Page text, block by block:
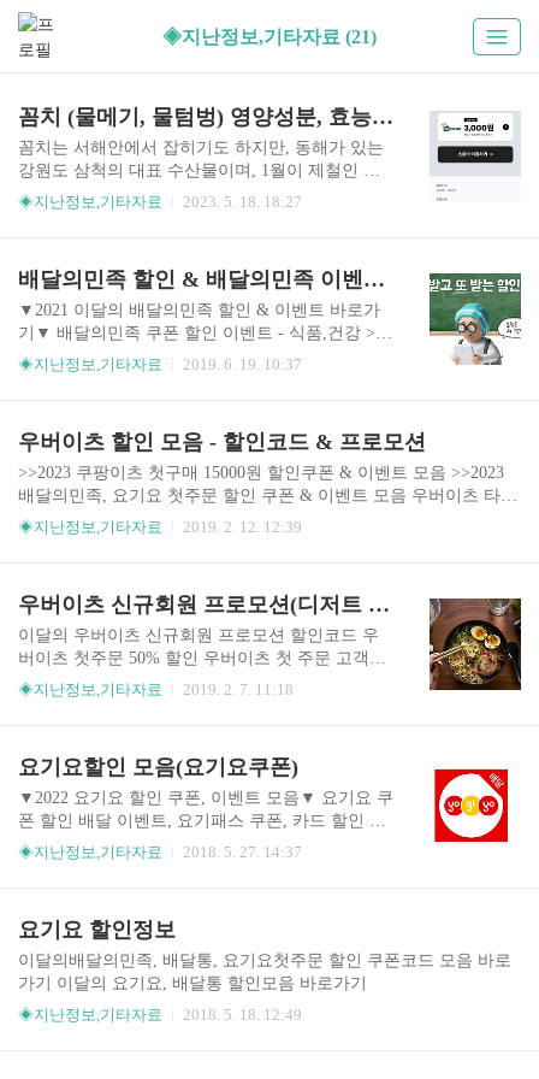
◈지난정보,기타자료 (21)
꼼치 (물메기, 물텀벙) 영양성분, 효능, 맛 / 곰치국 재료
꼼치는 서해안에서 잡히기도 하지만, 동해가 있는
강원도 삼척의 대표 수산물이며, 1월이 제철인 생
선입니다. 동해안 지역에서는 주문진부터 동해, 삼
살이 연하며, 저칼로리에 지방이 적고 단백질 함량
이 매우 높아 조선시대부터 해장용 음식으로 먹었
던 것으로 추측된다고 합니다. 단백질 외에도 각종
비타민, 필수 아미노산 등 풍부한 영양성분을 함유
하고 있고, 겨울철 감기예방과 시력보호, 당뇨병 예
강원도 동해에 가면 해장국으로 많이 판매하는 곰
치국 맛을 볼 수 있습니다. ..
◈지난정보,기타자료 2023. 5. 18. 18:27
배달의민족 할인 & 배달의민족 이벤트(배민이벤트)
▼2021 이달의 배달의민족 할인 & 이벤트 바로가
기▼ 배달의민족 쿠폰 할인 이벤트 - 식품,건강 >
모이라이벤트 모이라이벤트 페이스북을 팔로우 하
◈지난정보,기타자료 2019. 6. 19. 10:37
우버이츠 할인 모음 - 할인코드 & 프로모션
>>2023 쿠팡이츠 첫구매 15000원 할인쿠폰 & 이벤트 모음 >>2023
배달의민족, 요기요 첫주문 할인 쿠폰 & 이벤트 모음 우버이츠 타임
특가 디저트 스페셜 매일 오후 2-5시/ 밤 8-11시 하루 두 번 특별한
금액, 배달비 없이 집, 사무실, 야외, 어디서든 편리하게 디저트 타임
을 가질 수 있습니다. 신규회원 할인코드 [SWEET90] 우버이츠 앱에
서 더욱 다양한 90% 할인 레스토랑을 확인할 수 있어요 1.공차(공차
한 잔이 단돈 500원) 2.태극당(서울에서 가장 오래된 빵집) 3.컨버세
이션(..
◈지난정보,기타자료 2019. 2. 12. 12:39
우버이츠 신규회원 프로모션(디저트 90%, 인천 연수구 특가, 치맥 50%)
이달의 우버이츠 신규회원 프로모션 할인코드 우
버이츠 첫주문 50% 할인 우버이츠 첫 주문 고객만
받을 수 있는 혜택입니다. 신규회원 할인코드를 입
드[SONGDO50] 우버이츠 앱에서 더 다양한 50%
할인 레스토랑 확인 가능 1.훅트포케(하와이안 포
케)2.스와가트(치킨마크니도 배달, 샨티샨티 정통
인도카레)3.분짜라붐(베트남 쌀국수, 분짜) 4.샤로
수길 저니(샤로수길 핫플레이스 저니 수제버거) 이
시 하루 두 번 특별한 디저트 할인 타임..
◈지난정보,기타자료 2019. 2. 7. 11:18
요기요할인 모음(요기요쿠폰)
▼2022 요기요 할인 쿠폰, 이벤트 모음▼ 요기요 쿠
폰 할인 배달 이벤트, 요기패스 쿠폰, 카드 할인 혜
택 - 식품,건강 > 모이라이벤트 배달통 이벤트는 진
요일신한, 롯데, 농 moiraevent.com ▼2022 쿠팡이
츠 할인 쿠폰, 이벤트 모음▼ 쿠팡이츠 첫주문 쿠
폰, 주간 할인 브랜드, 이벤트 모음 - 식품,건강 >
모이라이벤트 쿠팡이츠 앱 첫주문 할인, 이벤트 및
주간 브랜드 할인 쿠팡이츠에서 첫 주문 시 5천원
◈지난정보,기타자료 2018. 5. 27. 14:37
요기요 할인정보
이달의배달의민족, 배달통, 요기요첫주문 할인 쿠폰코드 모음 바로
가기 이달의 요기요, 배달통 할인모음 바로가기
◈지난정보,기타자료
2018. 5. 18. 12:49